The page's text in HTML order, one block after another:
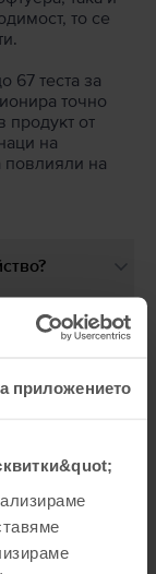
приложението
то се
67 теста за
точно
продукт от
на
повлияли на
дни